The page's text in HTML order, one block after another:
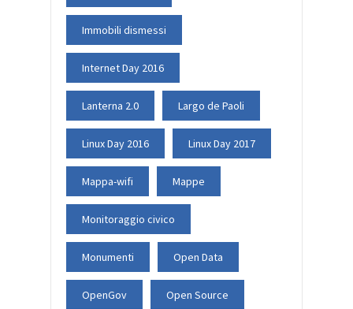
Immobili dismessi
Internet Day 2016
Lanterna 2.0 Largo de Paoli
Linux Day 2016 Linux Day 2017
Mappa-wifi Mappe
Monitoraggio civico
Monumenti Open Data
OpenGov Open Source